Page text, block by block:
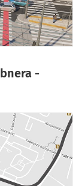
-